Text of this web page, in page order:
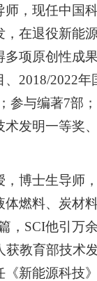
，现任中国
在退役新能
项原创性成
2018/2022
参与编著7部
发明一等奖
博士生导师
燃料、炭材
，SCI他引
教育部技术
新能源科技